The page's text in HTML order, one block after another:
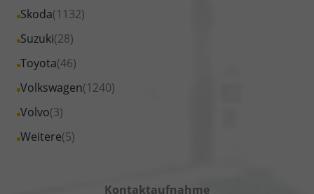
anzeigen
Renault
anzeigen
Fahrzeuge
Seat
anzeigen
Skoda(1132)
Alle
Fahrzeuge
Skoda
anzeigen
Suzuki(28)
Alle
Fahrzeuge
Suzuki
anzeigen
Toyota(46)
Alle
Fahrzeuge
Toyota
anzeigen
Volkswagen(1240)
Alle
Fahrzeuge
Volkswagen
Volvo(3)
Alle
Fahrzeuge
Weitere(5)
Alle
Kontaktaufnahme